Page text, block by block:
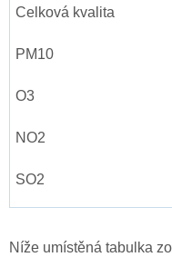
Níže umístěná tabulka